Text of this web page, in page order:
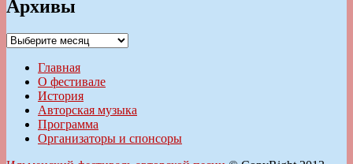
Архивы
Архивы
Главная
О фестивале
История
Авторская музыка
Программа
Организаторы и спонсоры